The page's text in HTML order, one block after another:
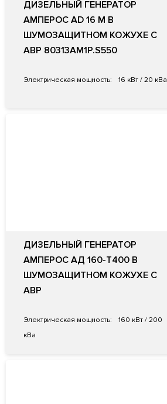
ДИЗЕЛЬНЫЙ ГЕНЕРАТОР
АМПЕРОС AD 16 M В
ШУМОЗАЩИТНОМ КОЖУХЕ С
АВР 80313AM1P.S550
Электрическая мощность: 16 кВт / 20 кВа
ДИЗЕЛЬНЫЙ ГЕНЕРАТОР
АМПЕРОС АД 160-Т400 В
ШУМОЗАЩИТНОМ КОЖУХЕ С
АВР
Электрическая мощность:
160 кВт / 200
кВа